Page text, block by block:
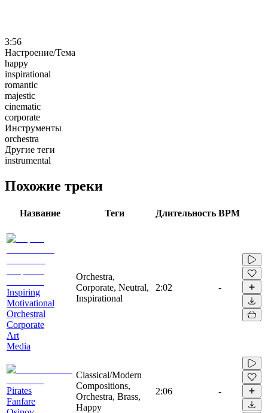
3:56
Настроение/Тема
happy
inspirational
romantic
majestic
cinematic
corporate
Инструменты
orchestra
Другие теги
instrumental
Похожие треки
Название Теги Длительность BPM
Inspiring
Motivational
Orchestral
Corporate
Art
Media
Orchestra,
Corporate, Neutral,
Inspirational
2:02 -
Pirates
Fanfare
Classical/Modern
Compositions,
Orchestra, Brass,
Happy
2:06 -